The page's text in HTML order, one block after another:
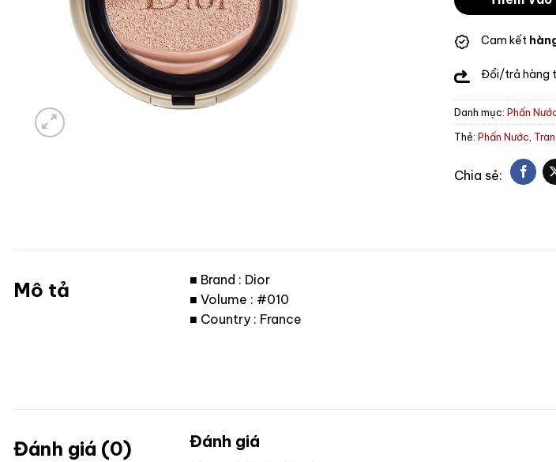
Cam kết
Đổi/trả hàng
Danh mục:Phấn
Thẻ:Phấn Nước,
Mô tả
■ Brand : Dior
■ Volume : #010
■ Country : France
Đánh giá (0) Đánh giá